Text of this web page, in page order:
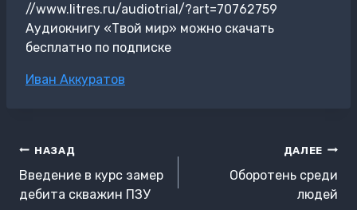
//www.litres.ru/audiotrial/?art=70762759
Аудиокнигу «Твой мир» можно скачать
бесплатно по подписке
Метки
Иван Аккуратов
Навигация
по
записям
НАЗАД
Введение в курс замер
дебита скважин ПЗУ
ДАЛЕЕ
Оборотень среди
людей